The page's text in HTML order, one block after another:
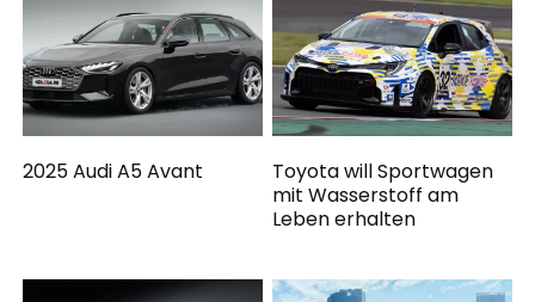
2025 Audi A5 Avant
Toyota will Sportwagen
mit Wasserstoff am
Leben erhalten